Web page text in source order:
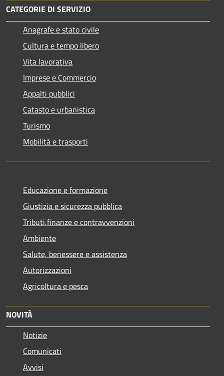
CATEGORIE DI SERVIZIO
Anagrafe e stato civile
Cultura e tempo libero
Vita lavorativa
Imprese e Commercio
Appalti pubblici
Catasto e urbanistica
Turismo
Mobilità e trasporti
Educazione e formazione
Giustizia e sicurezza pubblica
Tributi,finanze e contravvenzioni
Ambiente
Salute, benessere e assistenza
Autorizzazioni
Agricoltura e pesca
NOVITÀ
Notizie
Comunicati
Avvisi